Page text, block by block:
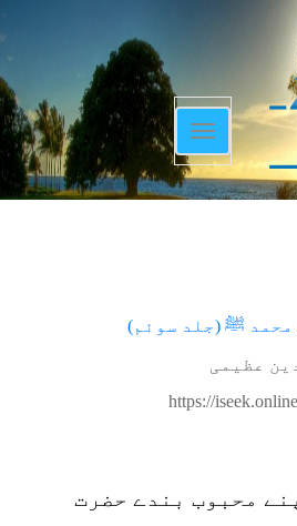
Toggle
navigation
محمد ﷺ (جلد سوئم)
عظیمی
https://
محبوب بندے حضرت